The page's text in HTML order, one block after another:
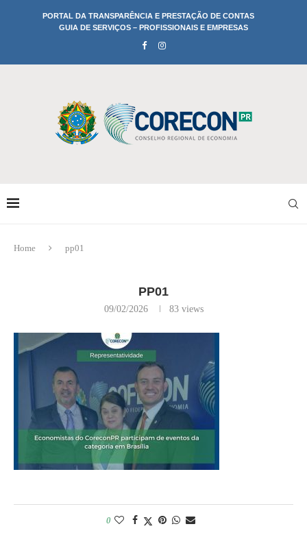
PORTAL DA TRANSPARÊNCIA E PRESTAÇÃO DE CONTAS
GUIA DE SERVIÇOS – PROFISSIONAIS E EMPRESAS
Home pp01
PP01
09/02/2026 83views
0